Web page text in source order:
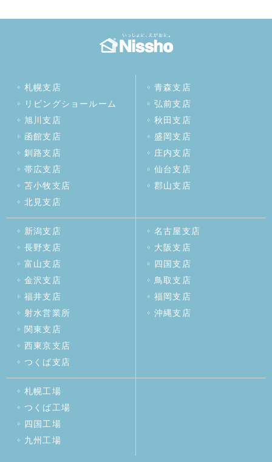
札幌支店
リビングショールーム
旭川支店
函館支店
釧路支店
帯広支店
苫小牧支店
北見支店
青森支店
弘前支店
秋田支店
盛岡支店
庄内支店
仙台支店
郡山支店
新潟支店
長野支店
富山支店
金沢支店
福井支店
射水営業所
関東支店
西東京支店
つくば支店
名古屋支店
大阪支店
四国支店
鳥取支店
福岡支店
沖縄支店
札幌工場
つくば工場
四国工場
九州工場